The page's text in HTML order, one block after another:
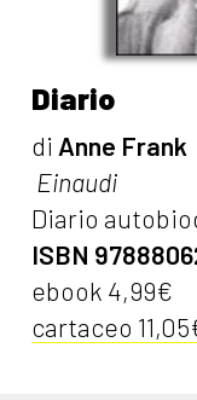
Diario
di Anne Frank
Einaudi
Diario
ISBN
ebook 4,99€
cartaceo